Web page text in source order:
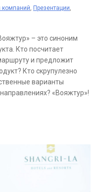
компаний, Презентации,
– это синоним
Кто посчитает
и предложит
Кто скрупулезно
варианты
«Вояжтур»!